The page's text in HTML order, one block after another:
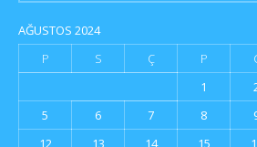
AĞUSTOS 2024
P
S Ç P
1
5
6 7 8
12
13 14 15